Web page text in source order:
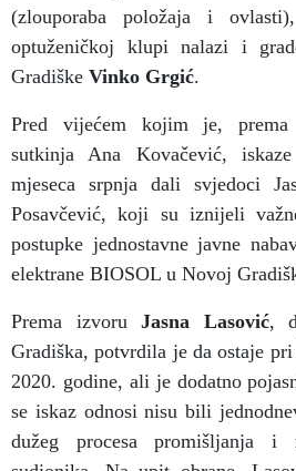
(zlouporaba položaja i
optuženičkoj klupi nalazi i
Gradiške Vinko Grgić.
Pred vijećem kojim je, prema
sutkinja Ana Kovačević,
mjeseca srpnja dali svjedoci
Posavčević, koji su iznijeli
postupke jednostavne javne
elektrane BIOSOL u Novoj
Prema izvoru Jasna Lasović,
Gradiška, potvrdila je da ostaje
2020. godine, ali je dodatno
se iskaz odnosi nisu bili
dužeg procesa promišljanja i